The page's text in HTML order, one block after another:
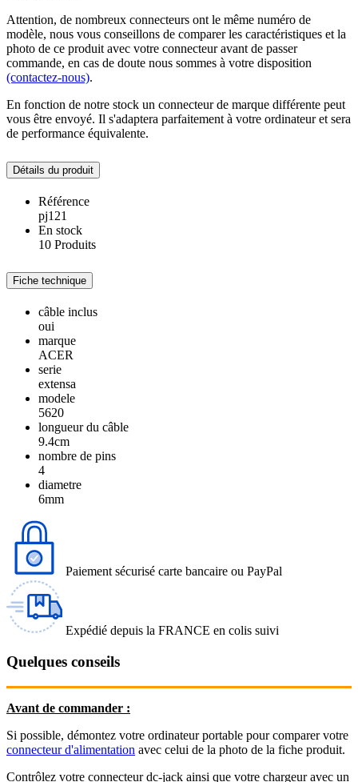
Attention, de nombreux connecteurs ont le même numéro de
modèle, nous vous conseillons de comparer les caractéristiques et la
photo de ce produit avec votre connecteur avant de passer
commande, en cas de doute nous sommes à votre disposition
(contactez-nous).
En fonction de notre stock un connecteur de marque différente peut
vous être envoyé. Il s'adaptera parfaitement à votre ordinateur et sera
de performance équivalente.
Détails du produit
Référence
pj121
En stock
10 Produits
Fiche technique
câble inclus
oui
marque
ACER
serie
extensa
modele
5620
longueur du câble
9.4cm
nombre de pins
4
diametre
6mm
Paiement sécurisé carte bancaire ou PayPal
Expédié depuis la FRANCE en colis suivi
Quelques conseils
Avant de commander :
Si possible, démontez votre ordinateur portable pour comparer votre
connecteur d'alimentation avec celui de la photo de la fiche produit.
Contrôlez votre connecteur dc-jack ainsi que votre chargeur avec un